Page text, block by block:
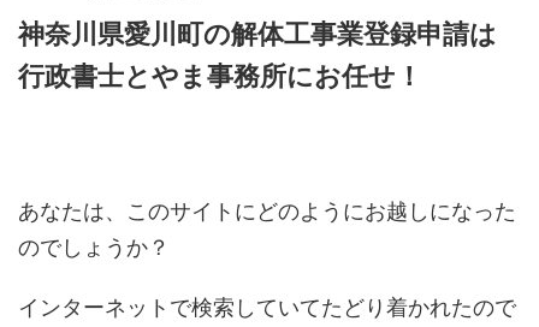
神奈川県愛川町の解体工事業登録申請は
行政書士とやま事務所にお任せ！
あなたは、このサイトにどのようにお越しになった
のでしょうか？
インターネットで検索していてたどり着かれたので